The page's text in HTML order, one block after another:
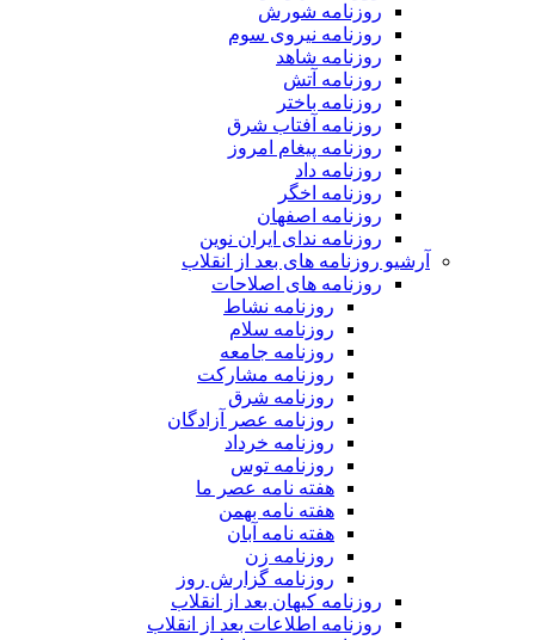
روزنامه شورش
روزنامه نیروی سوم
روزنامه شاهد
روزنامه آتش
روزنامه باختر
روزنامه آفتاب شرق
روزنامه پیغام امروز
روزنامه داد
روزنامه اخگر
روزنامه اصفهان
روزنامه ندای ایران نوین
آرشیو روزنامه های بعد از انقلاب
روزنامه های اصلاحات
روزنامه نشاط
روزنامه سلام
روزنامه جامعه
روزنامه مشارکت
روزنامه شرق
روزنامه عصر آزادگان
روزنامه خرداد
روزنامه توس
هفته نامه عصر ما
هفته نامه بهمن
هفته نامه آبان
روزنامه زن
روزنامه گزارش روز
روزنامه کیهان بعد از انقلاب
روزنامه اطلاعات بعد از انقلاب